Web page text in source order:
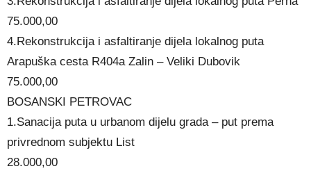
75.000,00
4.Rekonstrukcija i asfaltiranje dijela lokalnog puta
Arapuška cesta R404a Zalin – Veliki Dubovik
75.000,00
BOSANSKI PETROVAC
1.Sanacija puta u urbanom dijelu grada – put prema
privrednom subjektu List
28.000,00